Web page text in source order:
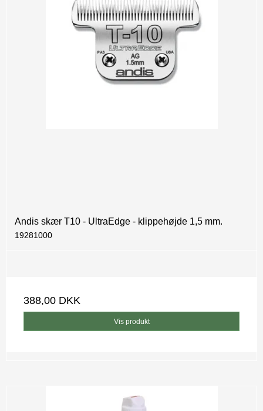
Andis skær T10 - UltraEdge - klippehøjde 1,5 mm.
19281000
388,00 DKK
Vis produkt